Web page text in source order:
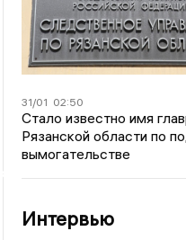
31/01 02:50
Стало известно имя
Рязанской области по
вымогательстве
Интервью